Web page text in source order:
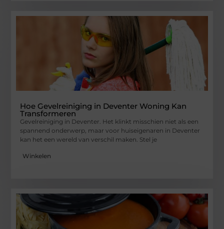
Hoe Gevelreiniging in Deventer Woning Kan
Transformeren
Gevelreiniging in Deventer. Het klinkt misschien niet als een
spannend onderwerp, maar voor huiseigenaren in Deventer
kan het een wereld van verschil maken. Stel je
Winkelen